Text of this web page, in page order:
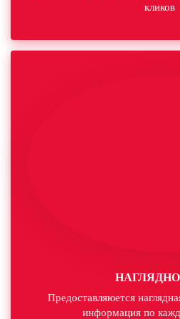
кликов
Предоставляюется
информация по